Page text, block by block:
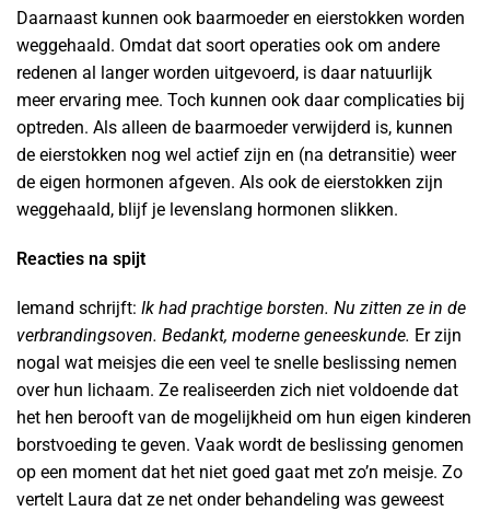
Daarnaast kunnen ook baarmoeder en eierstokken worden
weggehaald. Omdat dat soort operaties ook om andere
redenen al langer worden uitgevoerd, is daar natuurlijk
meer ervaring mee. Toch kunnen ook daar complicaties bij
optreden. Als alleen de baarmoeder verwijderd is, kunnen
de eierstokken nog wel actief zijn en (na detransitie) weer
de eigen hormonen afgeven. Als ook de eierstokken zijn
weggehaald, blijf je levenslang hormonen slikken.
Reacties na spijt
Iemand schrijft: Ik had prachtige borsten. Nu zitten ze in de
verbrandingsoven. Bedankt, moderne geneeskunde. Er zijn
nogal wat meisjes die een veel te snelle beslissing nemen
over hun lichaam. Ze realiseerden zich niet voldoende dat
het hen berooft van de mogelijkheid om hun eigen kinderen
borstvoeding te geven. Vaak wordt de beslissing genomen
op een moment dat het niet goed gaat met zo’n meisje. Zo
vertelt Laura dat ze net onder behandeling was geweest